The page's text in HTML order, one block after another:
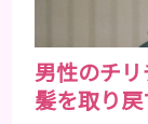
男性のチ
髪を取り